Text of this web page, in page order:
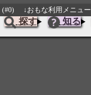
(#0) ↓おもな利用メニュー
探す 知る